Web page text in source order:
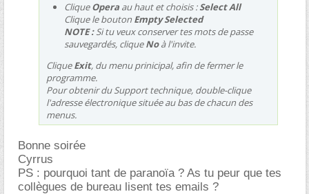
CliqueOpera au haut et choisis :Select All
Clique le bouton Empty Selected
NOTE :Si tu veux conserver tes mots de passe
sauvegardés, cliqueNoà l'invite.
CliqueExit, du menu prinicipal, afin de fermer le
programme.
Pour obtenir du Support technique, double-clique
l'adresse électronique située au bas de chacun des
menus.
Bonne soirée
Cyrrus
PS : pourquoi tant de paranoïa ? As tu peur que tes
collègues de bureau lisent tes emails ?